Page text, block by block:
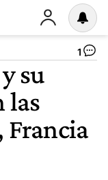
1
su
las
Francia